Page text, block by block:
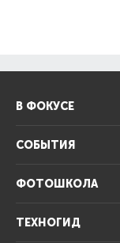
В ФОКУСЕ
СОБЫТИЯ
ФОТОШКОЛА
ТЕХНОГИД